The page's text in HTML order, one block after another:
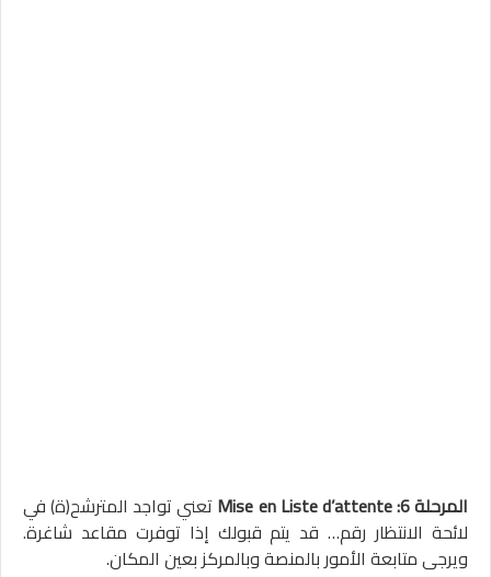
المرحلة 6: Mise en Liste d’attente
تعني تواجد المترشح(ة) في
لائحة الانتظار رقم… قد يتم قبولك إذا توفرت مقاعد شاغرة.
ويرجى متابعة الأمور بالمنصة وبالمركز بعين المكان.